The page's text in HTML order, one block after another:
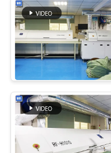
뉴
스
인
용
문
을
PCB 레
신